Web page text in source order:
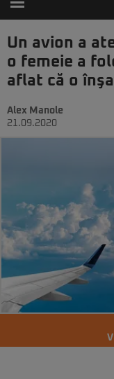
Un avion a
o femeie a
aflat că o
Alex Manole
21.09.2020